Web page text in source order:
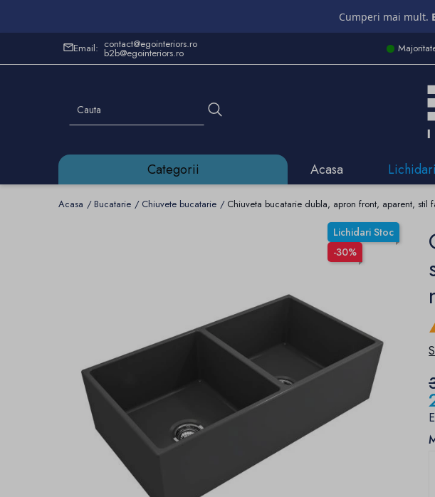
Cumperi mai mult.
Email: contact@egointeriors.ro
b2b@egointeriors.ro
Categorii Acasa
Acasa Bucatarie Chiuvete bucatarie Chiuveta bucatarie dubla, apron front, aparent, stil
Lichidari Stoc
-30%